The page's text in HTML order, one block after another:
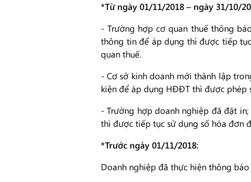
*Từ ngày 01/11/2018 – ngày 31/10/
- Trường hợp cơ quan thuế thông
thông tin để áp dụng thì được tiếp
quan thuế.
- Cơ sở kinh doanh mới thành lập
kiện để áp dụng HĐĐT thì được phép
- Trường hợp doanh nghiệp đã đặt
thì được tiếp tục sử dụng số hóa đơn
*Trước ngày 01/11/2018:
Doanh nghiệp đã thực hiện thông